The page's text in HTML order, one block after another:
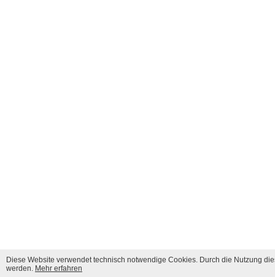
Diese Website verwendet technisch notwendige Cookies. Durch die Nutzung
werden. Mehr erfahren